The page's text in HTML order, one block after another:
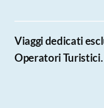
Viaggi dedicati
Operatori Turistici.